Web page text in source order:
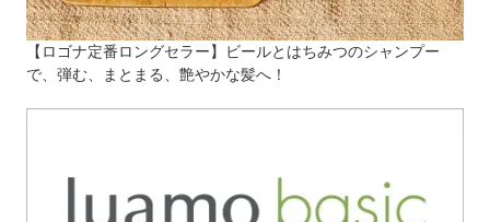
【ロゴナ定番ロングセラー】ビールとはちみつのシャンプー
で、弾む、まとまる、艶やかな髪へ！